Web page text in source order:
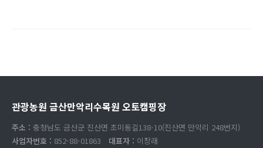
관광농원 금산만악리수목원 오토캠핑장
주소 : 충청남도 금산군 진산면 초미동길138-10(진산면 만악리 248번지)
사업자번호 : 852-88-01863 대표자 : 이창래